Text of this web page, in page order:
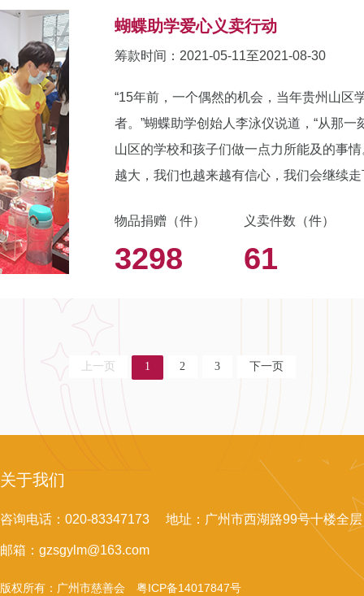
蝴蝶助学爱心义卖行动
筹款时间：2021-05-11至2021-08-30
“15年前，一个偶然的机会，当年贵州山区
者。”蝴蝶助学创始人李泳仪说道，“从那
山区的学校和孩子们做一点力所能及的事
越大，我们也越来越有信心，我们会继续
项目”项目筹款。全部捐赠都将用于为贵州
教具、桌椅等硬件设施。 蝴蝶助学现已陆
物品捐赠（件）
3298
义卖件数（件）
61
上一页 1 2 3 下一页
关于我们
咨询电话：020-83347173 地址：广州市西湖路99号十楼全层
邮箱：gzsgylm@163.com
版权所有：广州市慈善会 粤ICP备14017847号